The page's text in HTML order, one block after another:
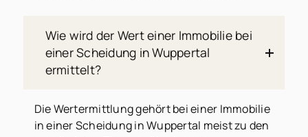
Wie wird der Wert einer Immobilie bei
einer Scheidung in Wuppertal
ermittelt?
Die Wertermittlung gehört bei einer Immobilie
in einer Scheidung in Wuppertal meist zu den